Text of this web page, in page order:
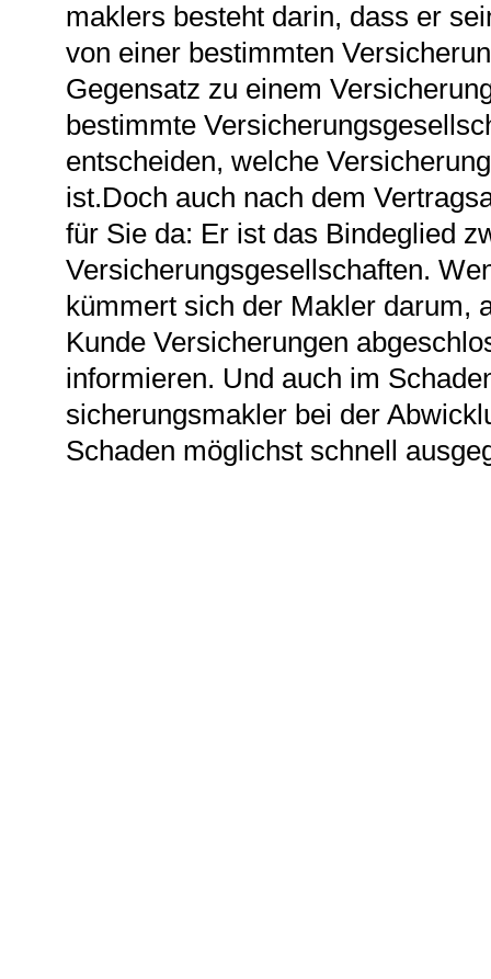
maklers besteht darin, dass er
von einer bestimmten
Gegensatz zu einem
bestimmte
entscheiden, welche
ist.Doch auch nach dem
für Sie da: Er ist das Bindeglied
Versicherungsgesellschaften.
kümmert sich der Makler darum,
Kunde Versicherungen
informieren. Und auch im
sicherungs­makler bei der
Schaden möglichst schnell